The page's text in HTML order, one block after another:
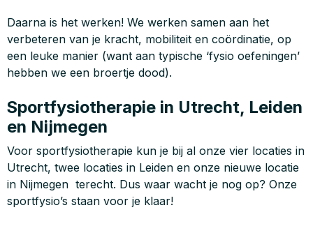
Daarna is het werken! We werken samen aan het
verbeteren van je kracht, mobiliteit en coördinatie, op
een leuke manier (want aan typische ‘fysio oefeningen’
hebben we een broertje dood).
Sportfysiotherapie in Utrecht, Leiden
en Nijmegen
Voor sportfysiotherapie kun je bij al onze vier locaties in
Utrecht, twee locaties in Leiden en onze nieuwe locatie
in Nijmegen terecht. Dus waar wacht je nog op? Onze
sportfysio’s staan voor je klaar!